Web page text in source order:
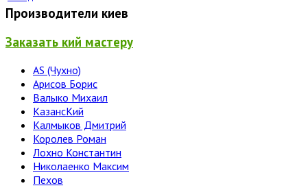
Производители киев
Заказать кий мастеру
AS (Чухно)
Арисов Борис
Валыко Михаил
КазансКий
Калмыков Дмитрий
Королев Роман
Лохно Константин
Николаенко Максим
Пехов